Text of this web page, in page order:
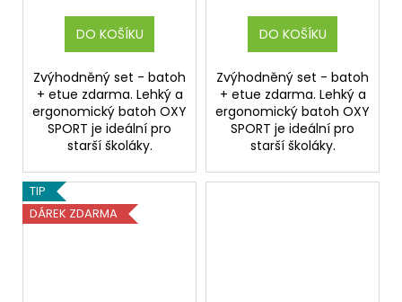
DO KOŠÍKU
Zvýhodněný set - batoh
+ etue zdarma. Lehký a
ergonomický batoh OXY
SPORT je ideální pro
starší školáky.
DO KOŠÍKU
Zvýhodněný set - batoh
+ etue zdarma. Lehký a
ergonomický batoh OXY
SPORT je ideální pro
starší školáky.
TIP
DÁREK ZDARMA